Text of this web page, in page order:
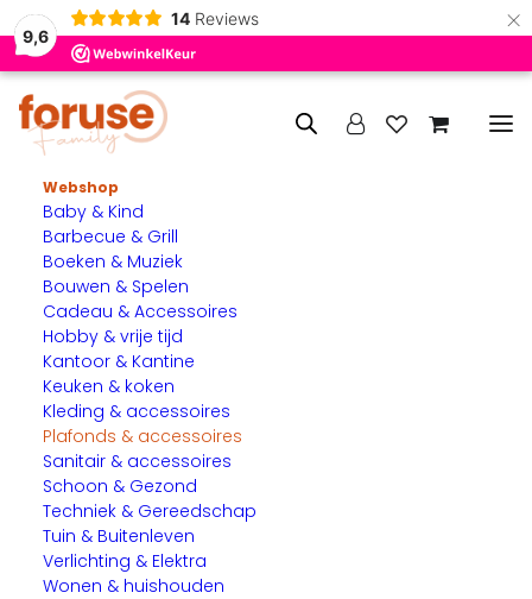
9,6
14 Reviews ×
Webshop
Baby & Kind
Barbecue & Grill
Boeken & Muziek
Bouwen & Spelen
Cadeau & Accessoires
Hobby & vrije tijd
Kantoor & Kantine
Keuken & koken
Kleding & accessoires
Plafonds & accessoires
Sanitair & accessoires
Schoon & Gezond
Techniek & Gereedschap
Tuin & Buitenleven
Verlichting & Elektra
Wonen & huishouden
Home Plafonds
Plafonds
Op de Foruse Plafonds & accessoires categoriepagina
vind je een selectie plafondproducten die perfect zijn voor
het strak afwerken van binnen plafonds en het integreren
van verlichting in huis of op kantoor. De collectie bestaat
uit hoogwaardige plafondplaten en plafondbalken die niet
alleen functioneel zijn, maar ook een moderne uitstraling
geven aan je interieur.